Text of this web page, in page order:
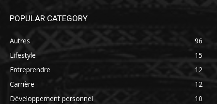
POPULAR CATEGORY
Autres
96
Lifestyle
15
Entreprendre
12
Carrière
12
Développement personnel
10